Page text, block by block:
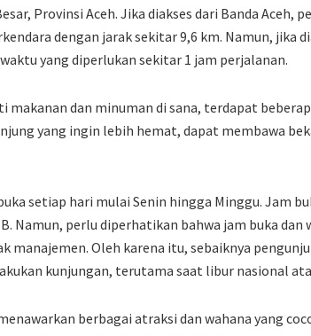
Provinsi Aceh. Jika diakses dari Banda Aceh,
dengan jarak sekitar 9,6 km. Namun, jika
yang diperlukan sekitar 1 jam perjalanan.
dan minuman di sana, terdapat
yang ingin lebih hemat, dapat membawa
setiap hari mulai Senin hingga Minggu. Jam
Namun, perlu diperhatikan bahwa jam buka
manajemen. Oleh karena itu, sebaiknya
kunjungan, terutama saat libur nasional
berbagai atraksi dan wahana yang